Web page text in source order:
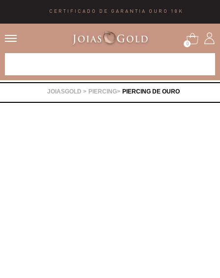
CERTIFICADO DE GARANTIA OURO 18K
0
PIERCING PIERCING DE OURO